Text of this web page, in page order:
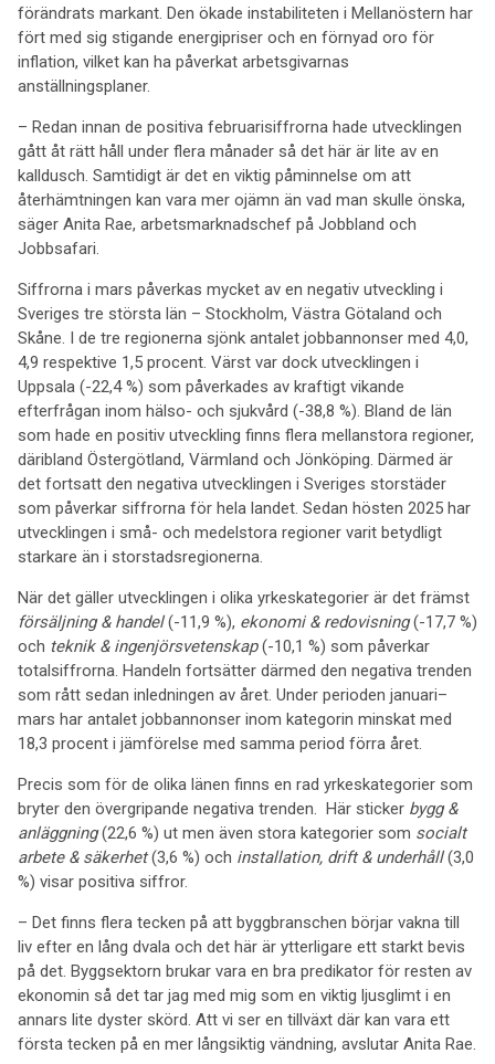
förändrats markant. Den ökade instabiliteten i Mellanöstern har
fört med sig stigande energipriser och en förnyad oro för
inflation, vilket kan ha påverkat arbetsgivarnas
anställningsplaner.
– Redan innan de positiva februarisiffrorna hade utvecklingen
gått åt rätt håll under flera månader så det här är lite av en
kalldusch. Samtidigt är det en viktig påminnelse om att
återhämtningen kan vara mer ojämn än vad man skulle önska,
säger Anita Rae, arbetsmarknadschef på Jobbland och
Jobbsafari.
Siffrorna i mars påverkas mycket av en negativ utveckling i
Sveriges tre största län – Stockholm, Västra Götaland och
Skåne. I de tre regionerna sjönk antalet jobbannonser med 4,0,
4,9 respektive 1,5 procent. Värst var dock utvecklingen i
Uppsala (-22,4 %) som påverkades av kraftigt vikande
efterfrågan inom hälso- och sjukvård (-38,8 %). Bland de län
som hade en positiv utveckling finns flera mellanstora regioner,
däribland Östergötland, Värmland och Jönköping. Därmed är
det fortsatt den negativa utvecklingen i Sveriges storstäder
som påverkar siffrorna för hela landet. Sedan hösten 2025 har
utvecklingen i små- och medelstora regioner varit betydligt
starkare än i storstadsregionerna.
När det gäller utvecklingen i olika yrkeskategorier är det främst
försäljning & handel(-11,9 %), ekonomi & redovisning(-17,7 %)
och teknik & ingenjörsvetenskap(-10,1 %) som påverkar
totalsiffrorna. Handeln fortsätter därmed den negativa trenden
som rått sedan inledningen av året. Under perioden januari–
mars har antalet jobbannonser inom kategorin minskat med
18,3 procent i jämförelse med samma period förra året.
Precis som för de olika länen finns en rad yrkeskategorier som
bryter den övergripande negativa trenden. Här sticker bygg &
anläggning(22,6 %) ut men även stora kategorier som socialt
arbete & säkerhet(3,6 %) och installation, drift & underhåll(3,0
%) visar positiva siffror.
– Det finns flera tecken på att byggbranschen börjar vakna till
liv efter en lång dvala och det här är ytterligare ett starkt bevis
på det. Byggsektorn brukar vara en bra predikator för resten av
ekonomin så det tar jag med mig som en viktig ljusglimt i en
annars lite dyster skörd. Att vi ser en tillväxt där kan vara ett
första tecken på en mer långsiktig vändning, avslutar Anita Rae.